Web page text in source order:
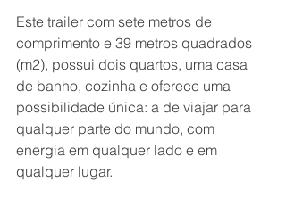
Este trailer com sete metros de
comprimento e 39 metros quadrados
(m2), possui dois quartos, uma casa
de banho, cozinha e oferece uma
possibilidade única: a de viajar para
qualquer parte do mundo, com
energia em qualquer lado e em
qualquer lugar.